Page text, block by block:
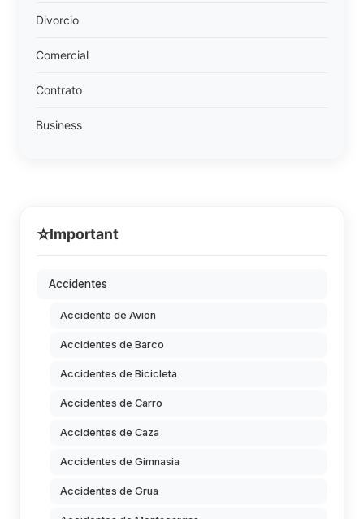
Divorcio
Comercial
Contrato
Business
⭐Important
Accidentes
Accidente de Avion
Accidentes de Barco
Accidentes de Bicicleta
Accidentes de Carro
Accidentes de Caza
Accidentes de Gimnasia
Accidentes de Grua